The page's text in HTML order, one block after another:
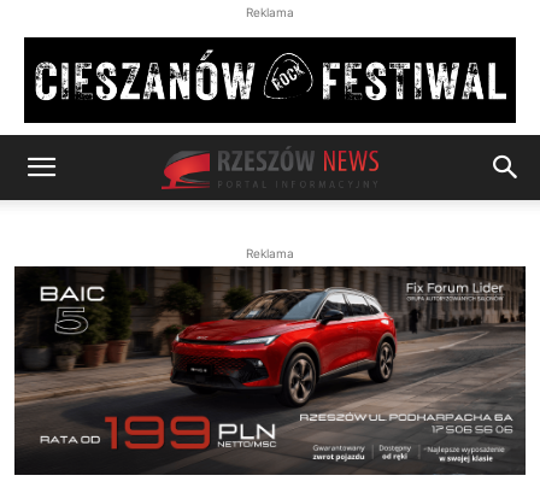
Reklama
Reklama